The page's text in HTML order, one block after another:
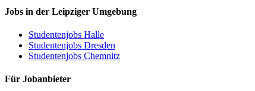
Jobs in der Leipziger Umgebung
Studentenjobs Halle
Studentenjobs Dresden
Studentenjobs Chemnitz
Für Jobanbieter